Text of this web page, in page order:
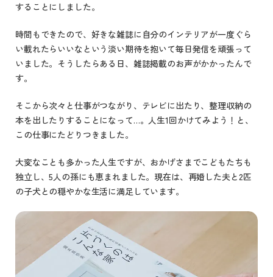
することにしました。
時間もできたので、好きな雑誌に自分のインテリアが一度ぐら
い載れたらいいなという淡い期待を抱いて毎日発信を頑張って
いました。そうしたらある日、雑誌掲載のお声がかかったんで
す。
そこから次々と仕事がつながり、テレビに出たり、整理収納の
本を出したりすることになって…。人生1回かけてみよう！と、
この仕事にたどりつきました。
大変なことも多かった人生ですが、おかげさまでこどもたちも
独立し、5人の孫にも恵まれました。現在は、再婚した夫と2匹
の子犬との穏やかな生活に満足しています。